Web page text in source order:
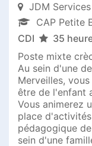
JDM Services
CAP Petite
CDI
35
Poste mixte
Au sein d'une
Merveilles,
être de l'enfant
Vous animerez
place
pédagogique
sein d'une